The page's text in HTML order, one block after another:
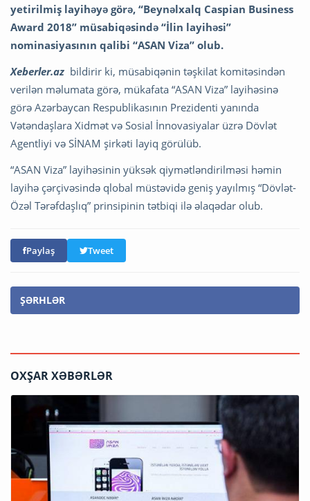
yetirilmiş layihəyə görə, “Beynəlxalq Caspian Business
Award 2018” müsabiqəsində “İlin layihəsi”
nominasiyasının qalibi “ASAN Viza” olub.
Xeberler.az bildirir ki, müsabiqənin təşkilat komitəsindən
verilən məlumata görə, mükafata “ASAN Viza” layihəsinə
görə Azərbaycan Respublikasının Prezidenti yanında
Vətəndaşlara Xidmət və Sosial İnnovasiyalar üzrə Dövlət
Agentliyi və SİNAM şirkəti layiq görülüb.
“ASAN Viza” layihəsinin yüksək qiymətləndirilməsi həmin
layihə çərçivəsində qlobal müstəvidə geniş yayılmış “Dövlət-
Özəl Tərəfdaşlıq” prinsipinin tətbiqi ilə əlaqədar olub.
Paylaş Tweet
ŞƏRHLƏR
OXŞAR XƏBƏRLƏR